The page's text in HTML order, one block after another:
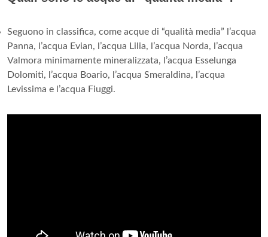
Seguono in classifica, come acque di “qualità media” l’acqua
Panna, l’acqua Evian, l’acqua Lilia, l’acqua Norda, l’acqua
Valmora minimamente mineralizzata, l’acqua Esselunga
Dolomiti, l’acqua Boario, l’acqua Smeraldina, l’acqua
Levissima e l’acqua Fiuggi.